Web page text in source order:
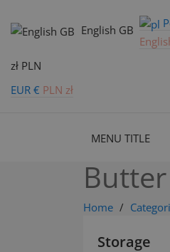
English GB
zł PLN
EUR € PLN zł
MENU TITLE
Home
Storage